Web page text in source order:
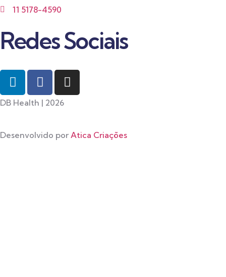
11 5178-4590
Redes Sociais
DB Health | 2026
Desenvolvido por Atica Criações